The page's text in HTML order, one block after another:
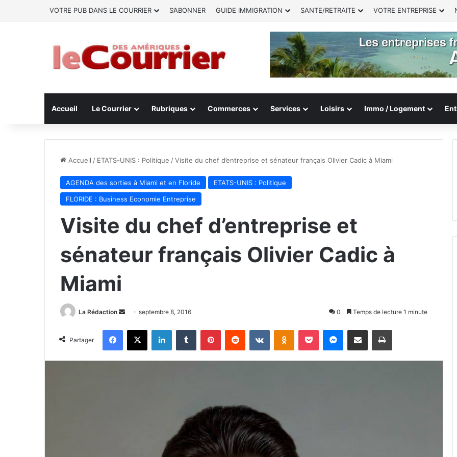
VOTRE PUB DANS LE COURRIER S’ABONNER GUIDE IMMIGRATION SANTE/RETRAITE VOTRE ENTREPRISE
Accueil Le Courrier Rubriques Commerces Services Loisirs Immo / Logement
Accueil / ETATS-UNIS : Politique /Visite du chef d’entreprise et sénateur français Olivier Cadic à Miami
AGENDA des sorties à Miami et en Floride
ETATS-UNIS : Politique
FLORIDE : Business Economie Entreprise
Visite du chef d’entreprise et
sénateur français Olivier Cadic à
Miami
La Rédaction
o
y
septembre 8, 2016 0 Temps de lecture 1 minute
Partager